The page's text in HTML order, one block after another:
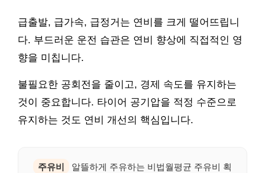
급출발, 급가속, 급정거는 연비를 크게 떨어뜨립니
다. 부드러운 운전 습관은 연비 향상에 직접적인 영
향을 미칩니다.
불필요한 공회전을 줄이고, 경제 속도를 유지하는
것이 중요합니다. 타이어 공기압을 적정 수준으로
유지하는 것도 연비 개선의 핵심입니다.
주유비
알뜰하게 주유하는 비법월평균 주유비 획